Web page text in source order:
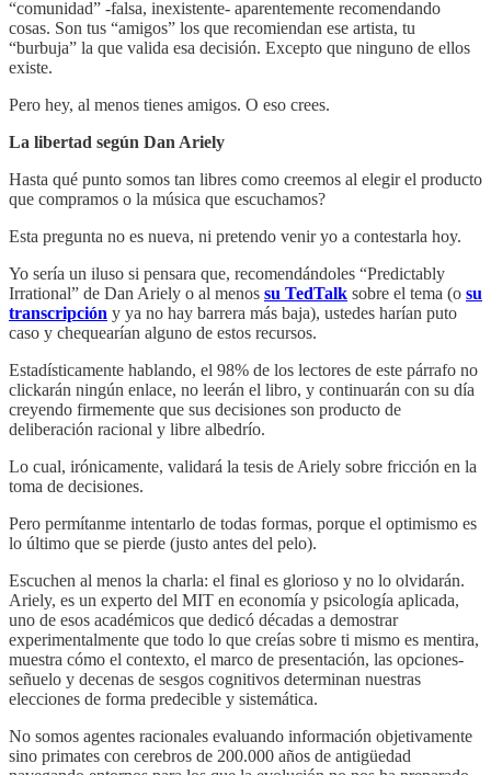
“comunidad” -falsa, inexistente- aparentemente recomendando
cosas. Son tus “amigos” los que recomiendan ese artista, tu
“burbuja” la que valida esa decisión. Excepto que ninguno de ellos
existe.
Pero hey, al menos tienes amigos. O eso crees.
La libertad según Dan Ariely
Hasta qué punto somos tan libres como creemos al elegir el producto
que compramos o la música que escuchamos?
Esta pregunta no es nueva, ni pretendo venir yo a contestarla hoy.
Yo sería un iluso si pensara que, recomendándoles “Predictably
Irrational” de Dan Ariely o al menos su TedTalk sobre el tema (o su
transcripción y ya no hay barrera más baja), ustedes harían puto
caso y chequearían alguno de estos recursos.
Estadísticamente hablando, el 98% de los lectores de este párrafo no
clickarán ningún enlace, no leerán el libro, y continuarán con su día
creyendo firmemente que sus decisiones son producto de
deliberación racional y libre albedrío.
Lo cual, irónicamente, validará la tesis de Ariely sobre fricción en la
toma de decisiones.
Pero permítanme intentarlo de todas formas, porque el optimismo es
lo último que se pierde (justo antes del pelo).
Escuchen al menos la charla: el final es glorioso y no lo olvidarán.
Ariely, es un experto del MIT en economía y psicología aplicada,
uno de esos académicos que dedicó décadas a demostrar
experimentalmente que todo lo que creías sobre ti mismo es mentira,
muestra cómo el contexto, el marco de presentación, las opciones-
señuelo y decenas de sesgos cognitivos determinan nuestras
elecciones de forma predecible y sistemática.
No somos agentes racionales evaluando información objetivamente
sino primates con cerebros de 200.000 años de antigüedad